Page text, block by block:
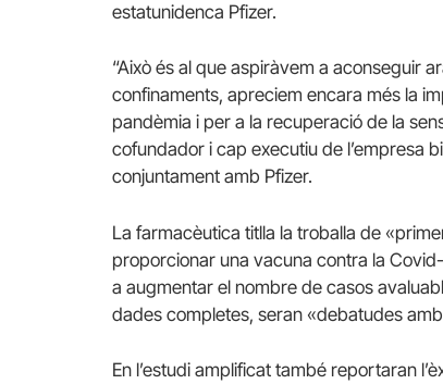
estatunidenca Pfizer.
“Això és al que aspiràvem a aconseguir
confinaments, apreciem encara més la
pandèmia i per a la recuperació de la
cofundador i cap executiu de l’empresa
conjuntament amb Pfizer.
La farmacèutica titlla la troballa de
proporcionar una vacuna contra la
a augmentar el nombre de casos
dades completes, seran «debatudes
En l’estudi amplificat també reportaran